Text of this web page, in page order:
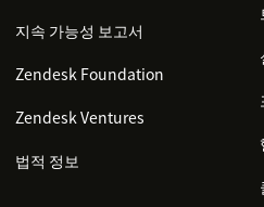
지속 가능성 보고서
Zendesk Foundation
Zendesk Ventures
법적 정보